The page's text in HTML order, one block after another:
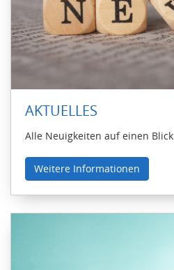
AKTUELLES
Alle Neuigkeiten auf einen Blick
Weitere Informationen